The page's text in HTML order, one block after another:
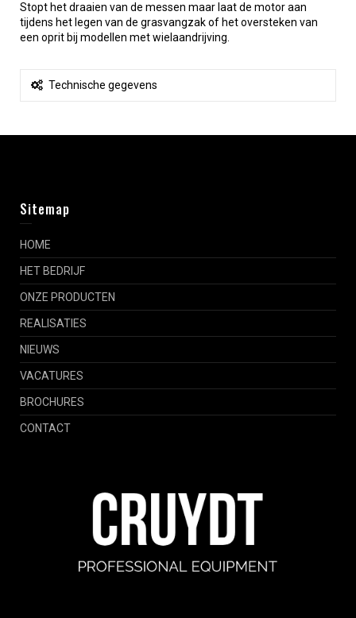
Stopt het draaien van de messen maar laat de motor aan
tijdens het legen van de grasvangzak of het oversteken van
een oprit bij modellen met wielaandrijving.
Technische gegevens
Sitemap
HOME
HET BEDRIJF
ONZE PRODUCTEN
REALISATIES
NIEUWS
VACATURES
BROCHURES
CONTACT